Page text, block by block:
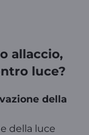
allaccio,
luce?
della
della luce